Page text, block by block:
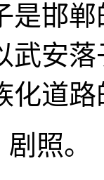
是邯
武安
化道
剧照